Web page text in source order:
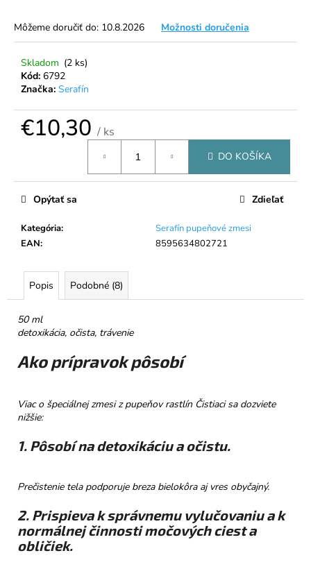
Môžeme doručiť do: 10.8.2026 Možnosti doručenia
Skladom (2 ks)
Kód: 6792
Značka: Serafín
€10,30 / ks
DO KOŠÍKA
Kategória:
Serafín pupeňové zmesi
EAN: 8595634802721
Opýtať sa Zdieľať
Popis Podobné (8)
50 ml
detoxikácia, očista, trávenie
Ako prípravok pôsobí
Viac o špeciálnej zmesi z pupeňov rastlín Čistiaci sa dozviete
nižšie:
1. Pôsobí na detoxikáciu a očistu.
Prečistenie tela podporuje breza bielokôra aj vres obyčajný.
2. Prispieva k správnemu vylučovaniu a k
normálnej činnosti močových ciest a
obličiek.
j
s
?
HĽADAŤ
O
d
p
ú
č
a
e
NELLI
PRAVÁ
ČOKOLÁDA
PISTÁCIE
KARAMEL